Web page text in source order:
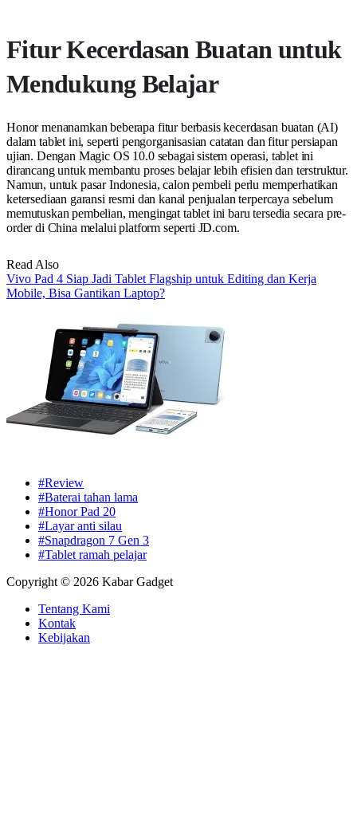
Fitur Kecerdasan Buatan untuk
Mendukung Belajar
Honor menanamkan beberapa fitur berbasis kecerdasan buatan (AI)
dalam tablet ini, seperti pengorganisasian catatan dan fitur persiapan
ujian. Dengan Magic OS 10.0 sebagai sistem operasi, tablet ini
dirancang untuk membantu proses belajar lebih efisien dan terstruktur.
Namun, untuk pasar Indonesia, calon pembeli perlu memperhatikan
ketersediaan garansi resmi dan kanal penjualan terpercaya sebelum
memutuskan pembelian, mengingat tablet ini baru tersedia secara pre-
order di China melalui platform seperti JD.com.
Read Also
Vivo Pad 4 Siap Jadi Tablet Flagship untuk Editing dan Kerja
Mobile, Bisa Gantikan Laptop?
#Review
#Baterai tahan lama
#Honor Pad 20
#Layar anti silau
#Snapdragon 7 Gen 3
#Tablet ramah pelajar
Copyright © 2026 Kabar Gadget
Tentang Kami
Kontak
Kebijakan